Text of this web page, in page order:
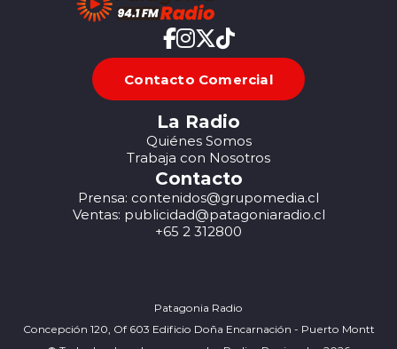
Contacto Comercial
La Radio
Quiénes Somos
Trabaja con Nosotros
Contacto
Prensa: contenidos@grupomedia.cl
Ventas: publicidad@patagoniaradio.cl
+65 2 312800
Patagonia Radio
Concepción 120, Of 603 Edificio Doña Encarnación - Puerto Montt